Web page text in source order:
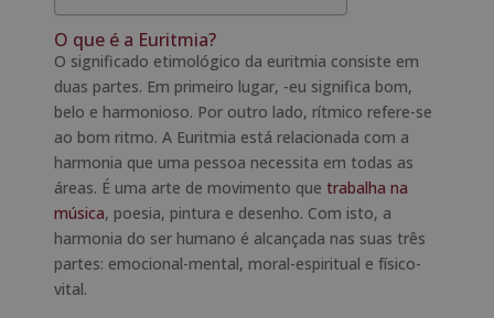
O que é a Euritmia?
O significado etimológico da euritmia consiste em
duas partes. Em primeiro lugar, -eu significa bom,
belo e harmonioso. Por outro lado, rítmico refere-se
ao bom ritmo. A Euritmia está relacionada com a
harmonia que uma pessoa necessita em todas as
áreas. É uma arte de movimento que trabalha na
música, poesia, pintura e desenho. Com isto, a
harmonia do ser humano é alcançada nas suas três
partes: emocional-mental, moral-espiritual e físico-
vital.